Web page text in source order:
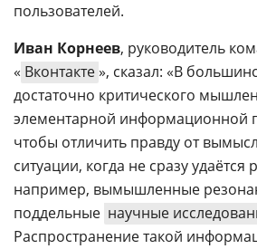
пользователей.
Иван Корнеев, руководитель
« Вконтакте», сказал: «В
достаточно критического
элементарной информационной
чтобы отличить правду от
ситуации, когда не сразу удаётся
например, вымышленные
поддельные научные
Распространение такой